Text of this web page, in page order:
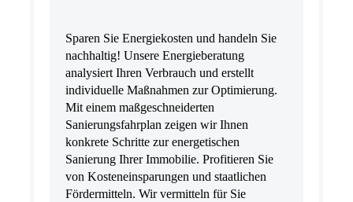
Sparen Sie Energiekosten und handeln Sie
nachhaltig! Unsere Energieberatung
analysiert Ihren Verbrauch und erstellt
individuelle Maßnahmen zur Optimierung.
Mit einem maßgeschneiderten
Sanierungsfahrplan zeigen wir Ihnen
konkrete Schritte zur energetischen
Sanierung Ihrer Immobilie. Profitieren Sie
von Kosteneinsparungen und staatlichen
Fördermitteln. Wir vermitteln für Sie